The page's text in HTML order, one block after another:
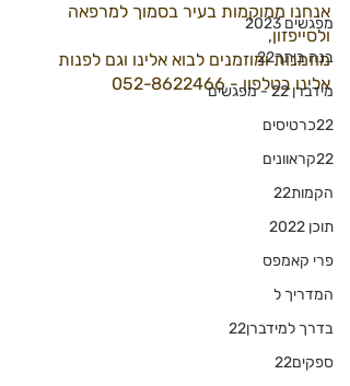
מפגשים 2023
בנה ביתך22
מידברן 22 - מפגשים
22כרטיסים
22קראוונים
הקמות22
תוכן 2022
פרי קאמפס
המדריך ל
בדרך למידברן22
ספקים22
אנחנו ממוקמות בעיר בסמוך למרפאה
ולסייפזון,
מוזמנות ומוזמנים לבוא אלינו וגם לפנות
אלינו בטלפון - 052-8622466